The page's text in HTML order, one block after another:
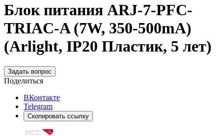
Блок питания ARJ-7-PFC-
TRIAC-A (7W, 350-500mA)
(Arlight, IP20 Пластик, 5 лет)
Задать вопрос
Поделиться
ВКонтакте
Telegram
Скопировать ссылку